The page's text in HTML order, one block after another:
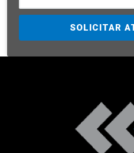
SOLICITAR